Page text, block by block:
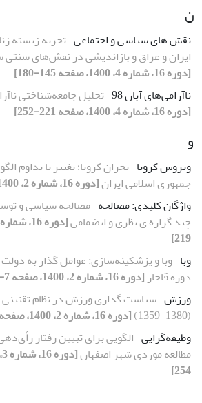
ن
نقش های سیاسی و اجتماعی تجربه زیسته
ایران و عراق و بازاندیشی در نقش‌های سنتی
[دوره 16، شماره 4، 1400، صفحه 145-180]
ناآرامی‌های آبان 98
تحلیل جامعه‌شناختی
[دوره 16، شماره 4، 1400، صفحه 221-252]
و
ویروس کرونا بحران کرونا؛ تغییر یا تداوم
جمهوری اسلامی ایران[دوره 16، شماره 2، 1400، صفحه 175-220]
واژگان کلیدی: مصالحه مصالحه سیاسی و
چند گزاره ی نظری و انضمامی
219]
وبا وبا و پزشکینه‌سازی: عوامل گذار به
دوره قاجار [دوره 16، شماره 2، 1400، صفحه 7-42]
ورزش سیاست گذاری ورزش در نظام تقنینی
(1380-1359)
[دوره 16، شماره 2، 1400، صفحه 139-173]
وظیفه‌گرایی الگویی برای تبیین رفتار
مطالعه موردی شهر اصفهان
254]